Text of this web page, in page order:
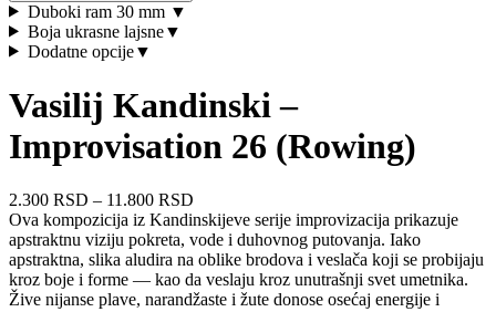
Duboki ram 30 mm ▼
Boja ukrasne lajsne▼
Dodatne opcije▼
Vasilij Kandinski –
Improvisation 26 (Rowing)
2.300 RSD – 11.800 RSD
Ova kompozicija iz Kandinskijeve serije improvizacija prikazuje
apstraktnu viziju pokreta, vode i duhovnog putovanja. Iako
apstraktna, slika aludira na oblike brodova i veslača koji se probijaju
kroz boje i forme — kao da veslaju kroz unutrašnji svet umetnika.
Žive nijanse plave, narandžaste i žute donose osećaj energije i